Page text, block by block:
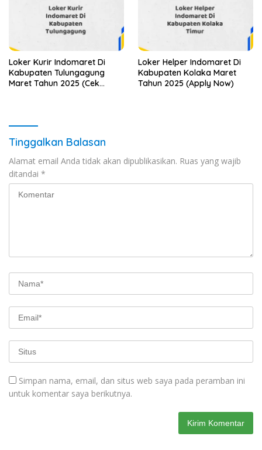
Loker Kurir Indomaret Di
Kabupaten Tulungagung
Maret Tahun 2025 (Cek
Loker Helper Indomaret Di
Kabupaten Kolaka Maret
Tahun 2025 (Apply Now)
Tinggalkan Balasan
Alamat email Anda tidak akan dipublikasikan. Ruas yang wajib
ditandai *
Simpan nama, email, dan situs web saya pada peramban ini
untuk komentar saya berikutnya.